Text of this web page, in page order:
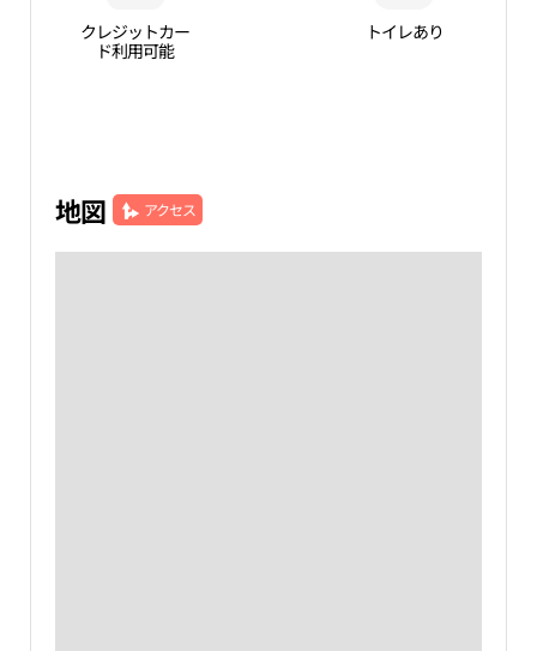
クレジットカー
ド利用可能
トイレあり
地図 アクセス